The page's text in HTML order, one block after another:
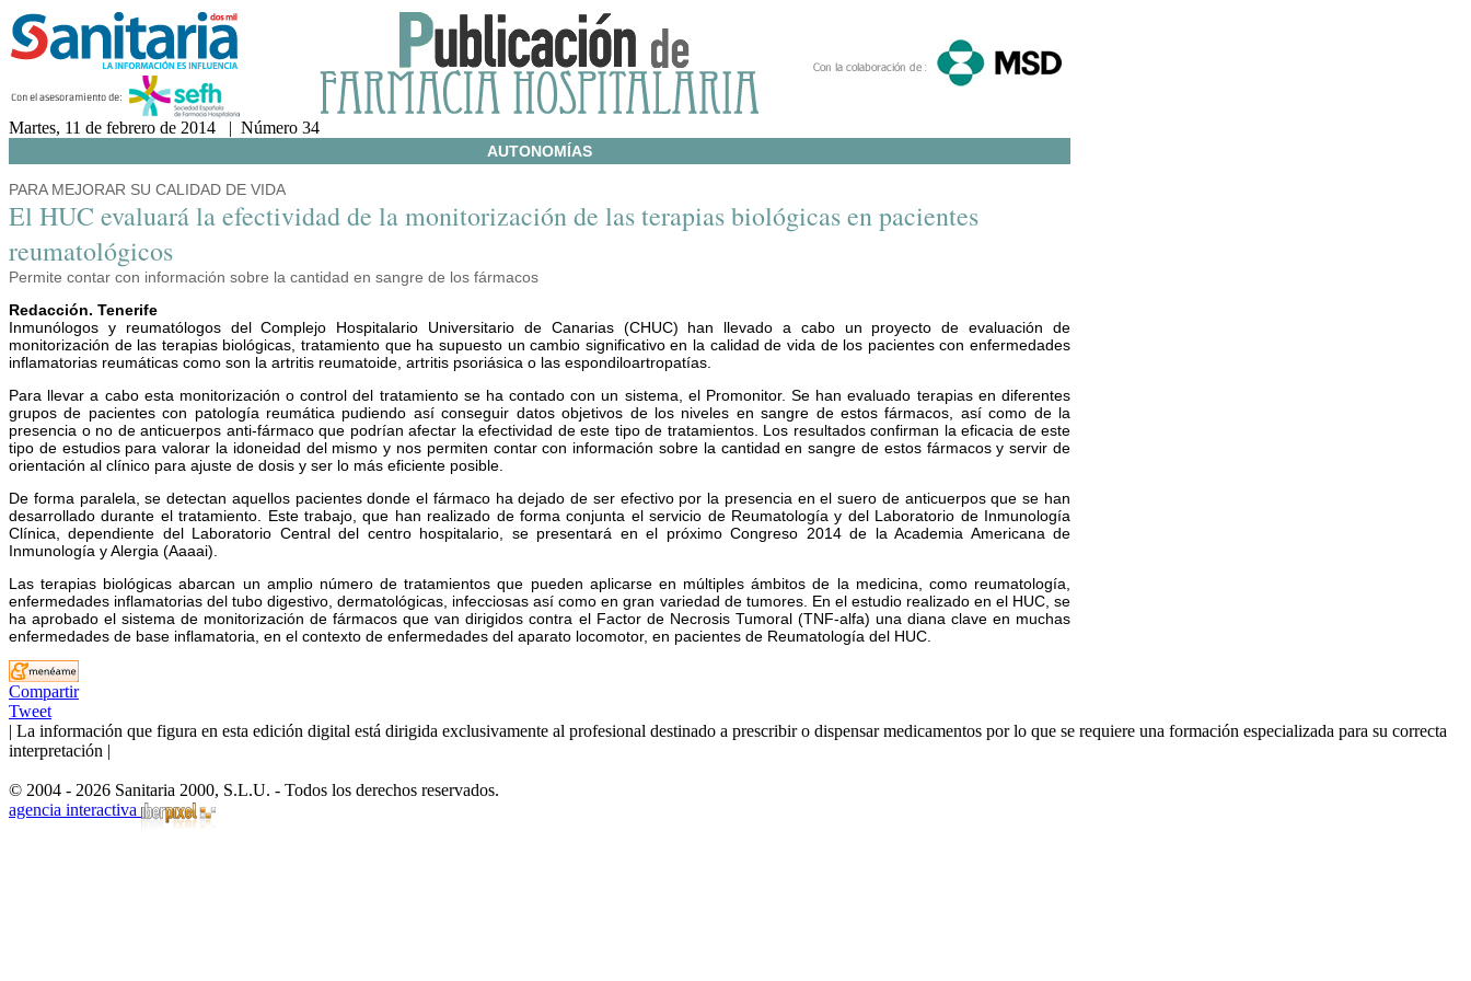
Martes, 11 de febrero de 2014 | Número 34
AUTONOMÍAS
PARA MEJORAR SU CALIDAD DE VIDA
El HUC evaluará la efectividad de la monitorización de las terapias biológicas en pacientes
reumatológicos
Permite contar con información sobre la cantidad en sangre de los fármacos
Redacción. Tenerife
Inmunólogos y reumatólogos del Complejo Hospitalario Universitario de Canarias (CHUC) han llevado a cabo un proyecto de evaluación de
monitorización de las terapias biológicas, tratamiento que ha supuesto un cambio significativo en la calidad de vida de los pacientes con enfermedades
inflamatorias reumáticas como son la artritis reumatoide, artritis psoriásica o las espondiloartropatías.
Para llevar a cabo esta monitorización o control del tratamiento se ha contado con un sistema, el Promonitor. Se han evaluado terapias en diferentes
grupos de pacientes con patología reumática pudiendo así conseguir datos objetivos de los niveles en sangre de estos fármacos, así como de la
presencia o no de anticuerpos anti-fármaco que podrían afectar la efectividad de este tipo de tratamientos. Los resultados confirman la eficacia de este
tipo de estudios para valorar la idoneidad del mismo y nos permiten contar con información sobre la cantidad en sangre de estos fármacos y servir de
orientación al clínico para ajuste de dosis y ser lo más eficiente posible.
De forma paralela, se detectan aquellos pacientes donde el fármaco ha dejado de ser efectivo por la presencia en el suero de anticuerpos que se han
desarrollado durante el tratamiento. Este trabajo, que han realizado de forma conjunta el servicio de Reumatología y del Laboratorio de Inmunología
Clínica, dependiente del Laboratorio Central del centro hospitalario, se presentará en el próximo Congreso 2014 de la Academia Americana de
Inmunología y Alergia (Aaaai).
Las terapias biológicas abarcan un amplio número de tratamientos que pueden aplicarse en múltiples ámbitos de la medicina, como reumatología,
enfermedades inflamatorias del tubo digestivo, dermatológicas, infecciosas así como en gran variedad de tumores. En el estudio realizado en el HUC, se
ha aprobado el sistema de monitorización de fármacos que van dirigidos contra el Factor de Necrosis Tumoral (TNF-alfa) una diana clave en muchas
enfermedades de base inflamatoria, en el contexto de enfermedades del aparato locomotor, en pacientes de Reumatología del HUC.
Compartir
Tweet
| La información que figura en esta edición digital está dirigida exclusivamente al profesional destinado a prescribir o dispensar medicamentos por lo que se requiere una formación especializada para su correcta
interpretación |
© 2004 - 2026 Sanitaria 2000, S.L.U. - Todos los derechos reservados.
agencia interactiva